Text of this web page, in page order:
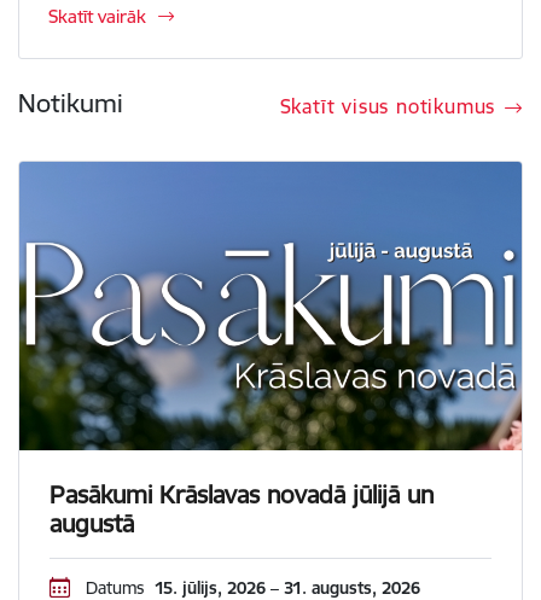
Skatīt vairāk
Notikumi Skatīt visus notikumus
Pasākumi Krāslavas novadā jūlijā un
augustā
Datums 15. jūlijs, 2026 – 31. augusts, 2026